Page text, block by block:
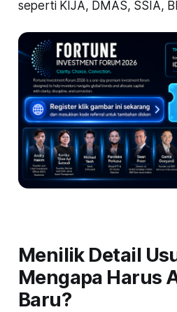
seperti KIJA, DMAS, SSIA,
Menilik Detail
Mengapa Harus
Baru?